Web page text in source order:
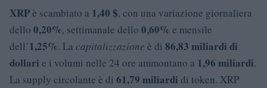
XRPè scambiato a 1,40 $, con una variazione giornaliera
dello 0,20%, settimanale dello 0,60% e mensile
dell’1,25%. La capitalizzazione è di 86,83 miliardi di
dollari e i volumi nelle 24 ore ammontano a 1,96 miliardi.
La supply circolante è di 61,79 miliardi di token. XRP